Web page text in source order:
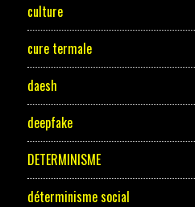
culture
cure termale
daesh
deepfake
DETERMINISME
déterminisme social